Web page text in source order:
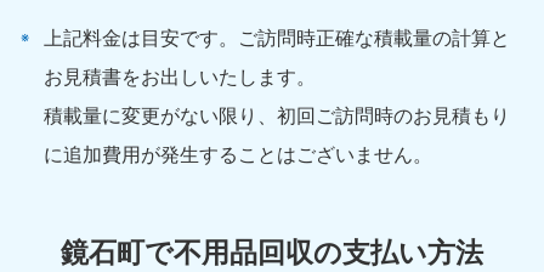
上記料金は目安です。ご訪問時正確な積載量の計算と
お見積書をお出しいたします。
積載量に変更がない限り、初回ご訪問時のお見積もり
に追加費用が発生することはございません。
鏡石町で不用品回収の支払い方法